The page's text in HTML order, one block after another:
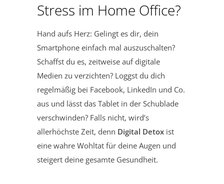
Stress im Home Office?
Hand aufs Herz: Gelingt es dir, dein
Smartphone einfach mal auszuschalten?
Schaffst du es, zeitweise auf digitale
Medien zu verzichten? Loggst du dich
regelmäßig bei Facebook, LinkedIn und Co.
aus und lässt das Tablet in der Schublade
verschwinden? Falls nicht, wird’s
allerhöchste Zeit, denn Digital Detox ist
eine wahre Wohltat für deine Augen und
steigert deine gesamte Gesundheit.